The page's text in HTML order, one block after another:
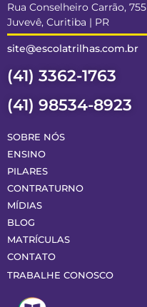
Rua Conselheiro Carrão, 755
Juvevê, Curitiba | PR
site@escolatrilhas.com.br
(41) 3362-1763
(41) 98534-8923
SOBRE NÓS
ENSINO
PILARES
CONTRATURNO
MÍDIAS
BLOG
MATRÍCULAS
CONTATO
TRABALHE CONOSCO